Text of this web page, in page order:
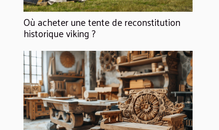
Où acheter une tente de reconstitution
historique viking ?